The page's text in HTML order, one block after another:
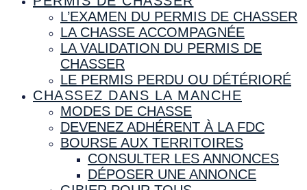
L’EXAMEN DU PERMIS DE CHASSER
LA CHASSE ACCOMPAGNÉE
LA VALIDATION DU PERMIS DE
CHASSER
LE PERMIS PERDU OU DÉTÉRIORÉ
CHASSEZ DANS LA MANCHE
MODES DE CHASSE
DEVENEZ ADHÉRENT À LA FDC
BOURSE AUX TERRITOIRES
CONSULTER LES ANNONCES
DÉPOSER UNE ANNONCE